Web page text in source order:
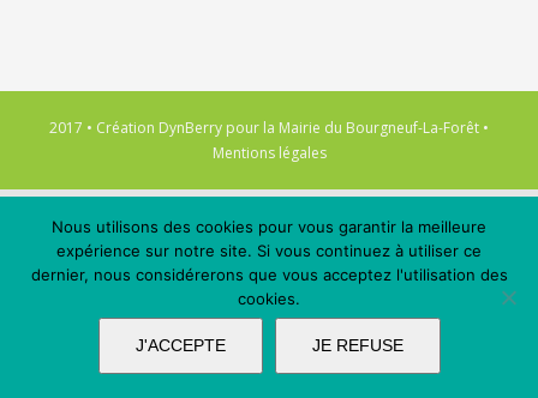
2017 • Création DynBerry pour la Mairie du Bourgneuf-La-Forêt •
Mentions légales
Nous utilisons des cookies pour vous garantir la meilleure
expérience sur notre site. Si vous continuez à utiliser ce
dernier, nous considérerons que vous acceptez l'utilisation des
cookies.
J'ACCEPTE JE REFUSE